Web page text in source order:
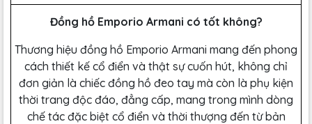
Đồng hồ Emporio Armani có tốt không?
Thương hiệu đồng hồ Emporio Armani mang đến phong
cách thiết kế cổ điển và thật sự cuốn hút, không chỉ
đơn giản là chiếc đồng hồ đeo tay mà còn là phụ kiện
thời trang độc đáo, đẳng cấp, mang trong mình dòng
chế tác đặc biệt cổ điển và thời thượng đến từ bản